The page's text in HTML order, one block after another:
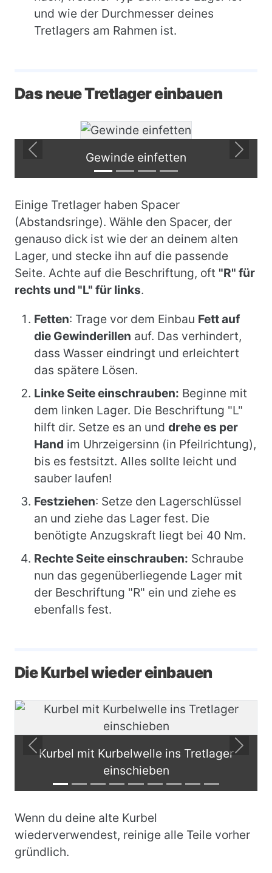
und wie der Durchmesser deines
Tretlagers am Rahmen ist.
Das neue Tretlager einbauen
Gewinde einfetten
Previous Next
Einige Tretlager haben Spacer
(Abstandsringe). Wähle den Spacer, der
genauso dick ist wie der an deinem alten
Lager, und stecke ihn auf die passende
Seite. Achte auf die Beschriftung, oft "R" für
rechts und "L" für links.
Fetten: Trage vor dem Einbau Fett auf
die Gewinderillen auf. Das verhindert,
dass Wasser eindringt und erleichtert
das spätere Lösen.
Linke Seite einschrauben: Beginne mit
dem linken Lager. Die Beschriftung "L"
hilft dir. Setze es an und drehe es per
Hand im Uhrzeigersinn (in Pfeilrichtung),
bis es festsitzt. Alles sollte leicht und
sauber laufen!
Festziehen: Setze den Lagerschlüssel
an und ziehe das Lager fest. Die
benötigte Anzugskraft liegt bei 40 Nm.
Rechte Seite einschrauben: Schraube
nun das gegenüberliegende Lager mit
der Beschriftung "R" ein und ziehe es
ebenfalls fest.
Die Kurbel wieder einbauen
Kurbel mit Kurbelwelle ins Tretlager
einschieben
Previous Next
Wenn du deine alte Kurbel
wiederverwendest, reinige alle Teile vorher
gründlich.